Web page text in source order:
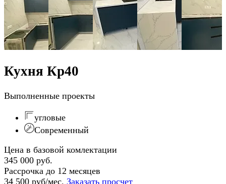
Кухня Кр40
Выполненные проекты
угловые
Современный
Цена в базовой комлектации
345 000 руб.
Рассрочка до 12 месяцев
34 500 руб/мес. Заказать просчет